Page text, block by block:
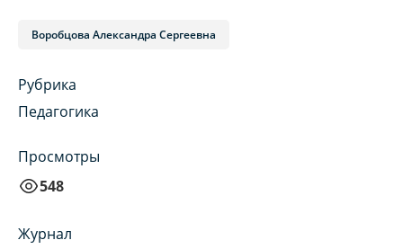
Воробцова Александра Сергеевна
Рубрика
Педагогика
Просмотры
548
Журнал